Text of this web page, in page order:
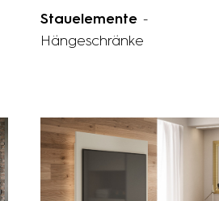
Stauelemente -
Hängeschränke